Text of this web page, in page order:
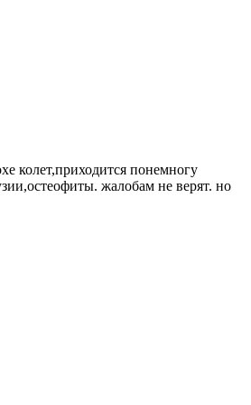
колет,приходится понемногу
жалобам не верят. но